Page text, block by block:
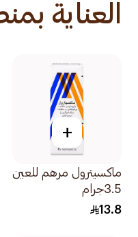
العناية
+
ماكسيترول مرهم للعين
3.5جرام
13.8